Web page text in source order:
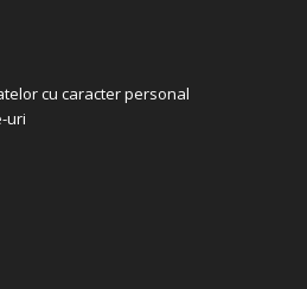
cu caracter personal
uri